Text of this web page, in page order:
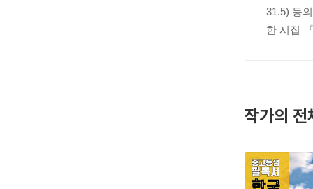
31.5) 등
한 시집
작가의 전